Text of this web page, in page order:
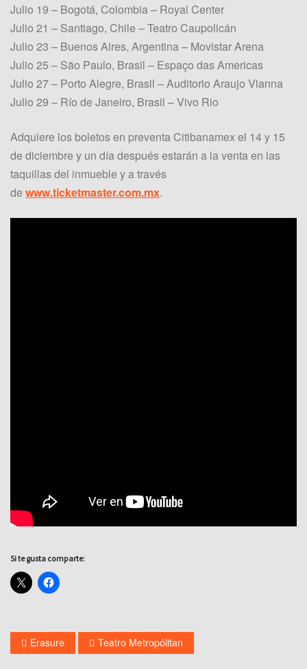
Julio 19 – Bogotá, Colombia – Royal Center
Julio 21 – Santiago, Chile – Teatro Caupolicán
Julio 23 – Buenos Aires, Argentina – Movistar Arena
Julio 25 – São Paulo, Brasil – Espaço das Americas
Julio 27 – Porto Alegre, Brasil – Auditorio Araujo Vianna
Julio 29 – Río de Janeiro, Brasil – Vivo Rio
Adquiere los boletos en preventa Citibanamex el 14 y 15
de diciembre y un día después estarán a la venta en las
taquillas del inmueble y a través
de www.ticketmaster.com.mx.
Si te gusta comparte:
Erasure Teatro Metropólitan